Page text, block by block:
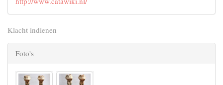
Klacht indienen
Foto's